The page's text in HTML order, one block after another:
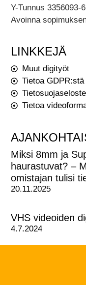
Y-Tunnus 3356093-6
Avoinna
LINKKEJÄ
Muut digityöt
Tietoa GDPR:stä
Tietosuojaseloste
Tietoa
Miksi 8mm ja
haurastuvat? –
omistajan tulisi
20.11.2025
VHS videoiden
4.7.2024